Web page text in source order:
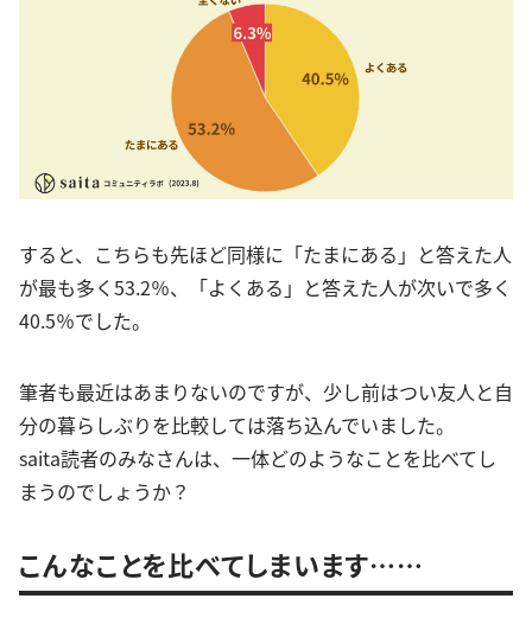
すると、こちらも先ほど同様に「たまにある」と答えた人
が最も多く53.2％、「よくある」と答えた人が次いで多く
40.5％でした。
筆者も最近はあまりないのですが、少し前はつい友人と自
分の暮らしぶりを比較しては落ち込んでいました。
saita読者のみなさんは、一体どのようなことを比べてし
まうのでしょうか？
こんなことを比べてしまいます……